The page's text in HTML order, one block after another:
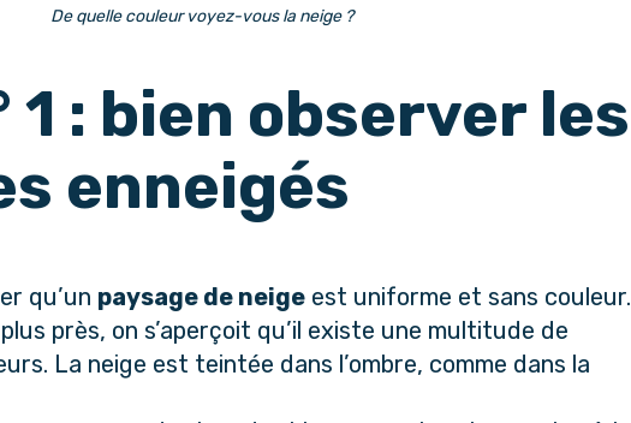
De quelle couleur voyez-vous la neige ?
1 : bien observer les
enneigés
qu’un paysage de neige est uniforme et sans couleur.
près, on s’aperçoit qu’il existe une multitude de
La neige est teintée dans l’ombre, comme dans la